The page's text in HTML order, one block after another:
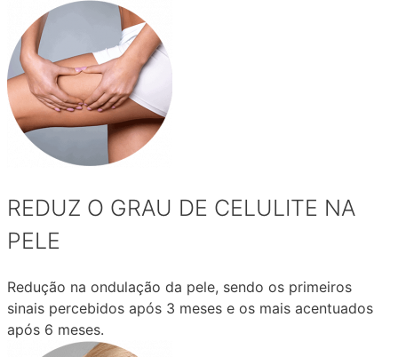
REDUZ O GRAU DE CELULITE NA
PELE
Redução na ondulação da pele, sendo os primeiros
sinais percebidos após 3 meses e os mais acentuados
após 6 meses.